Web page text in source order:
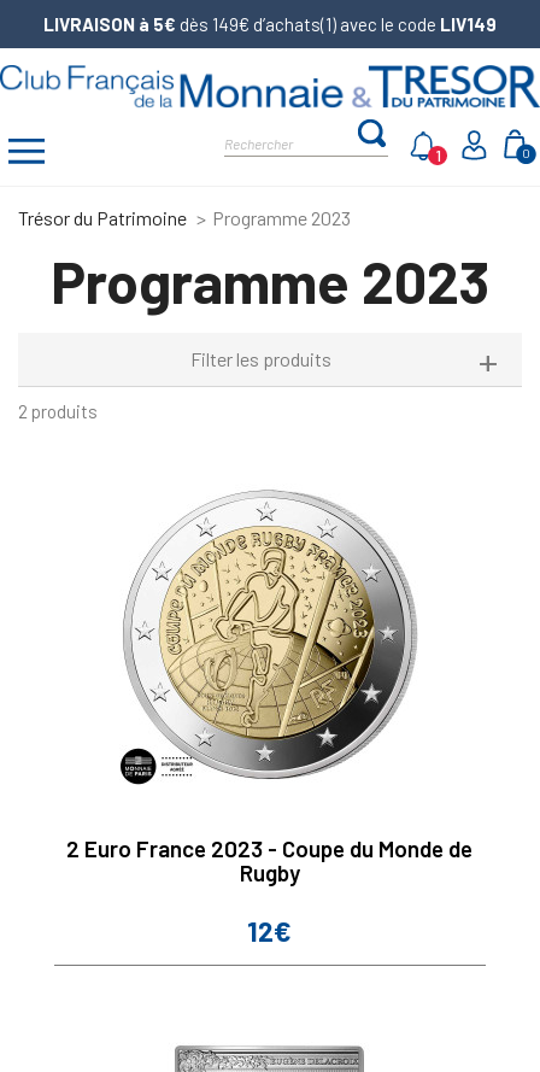
LIVRAISON à 5€ dès 149€ d’achats(1) avec le code LIV149
0
1
Trésor du Patrimoine Programme 2023
Programme 2023
Filter les produits
2 produits
2 Euro France 2023 - Coupe du Monde de
Rugby
Prix
12€